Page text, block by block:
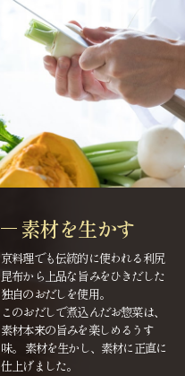
素材を生かす
京料理でも伝統的に使われる利尻
昆布から上品な旨みをひきだした
独自のおだしを使用。
このおだしで煮込んだお惣菜は、
素材本来の旨みを楽しめるうす
味。 素材を生かし、素材に正直に
仕上げました。